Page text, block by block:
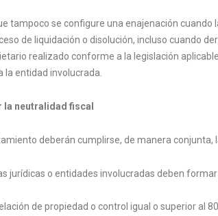
tampoco se configure una enajenación
de liquidación o disolución, incluso cuando
realizado conforme a la legislación
entidad involucrada.
la neutralidad fiscal
deberán cumplirse, de manera conjunta,
jurídicas o entidades involucradas deben
de propiedad o control igual o superior al